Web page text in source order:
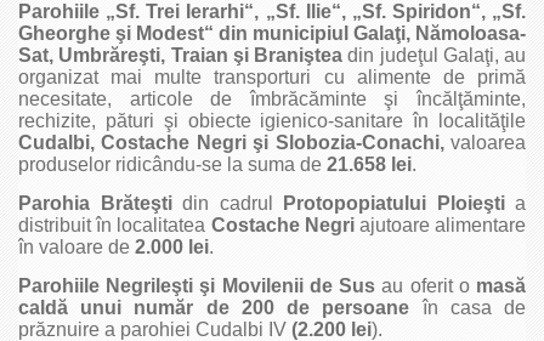
Parohiile „Sf. Trei Ierarhi“, „Sf. Ilie“, „Sf. Spiridon“, „Sf.
Gheorghe şi Modest“ din municipiul Galaţi, Nămoloasa-
Sat, Umbrăreşti, Traian şi Braniştea din judeţul Galaţi, au
organizat mai multe transporturi cu alimente de primă
necesitate, articole de îmbrăcăminte şi încălţăminte,
rechizite, pături şi obiecte igienico-sanitare în localităţile
Cudalbi, Costache Negri şi Slobozia-Conachi,valoarea
produselor ridicându-se la suma de 21.658 lei.
Parohia Brăteştidin cadrul Protopopiatului Ploieşti a
distribuit în localitatea Costache Negriajutoare alimentare
în valoare de 2.000 lei.
Parohiile Negrileşti şi Movilenii de Sus au oferit o masă
caldă unui număr de 200 de persoane în casa de
prăznuire a parohiei Cudalbi IV (2.200 lei).